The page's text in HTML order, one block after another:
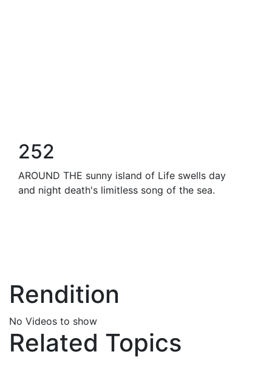
252
AROUND THE sunny island of Life swells day
and night death's limitless song of the sea.
Rendition
No Videos to show
Related Topics